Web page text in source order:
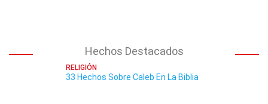
Hechos Destacados
RELIGIÓN
33 Hechos Sobre Caleb En La Biblia